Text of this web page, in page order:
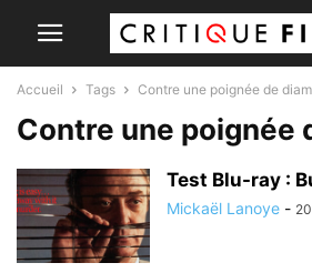
Accueil Tags Contre une poignée de
Contre une poignée
Test Blu-ray :
Mickaël Lanoye -